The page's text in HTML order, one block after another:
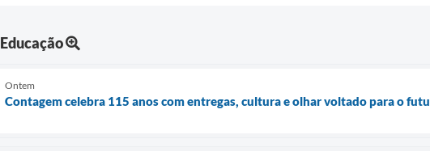
Educação
Ontem
Contagem celebra 115 anos com entregas, cultura e olhar voltado para o